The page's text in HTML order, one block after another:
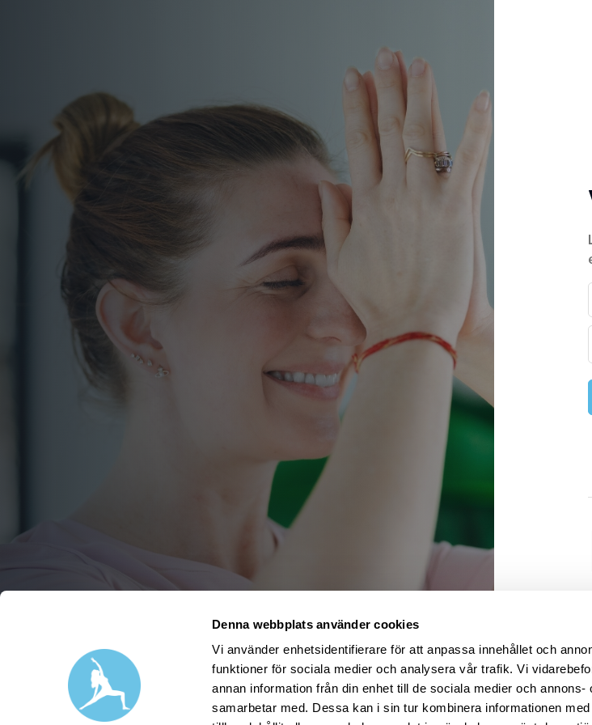
Denna webbplats använder cookies
Vi använder enhetsidentifierare för att anpassa innehållet och
funktioner för sociala medier och analysera vår trafik. Vi
annan information från din enhet till de sociala medier och
samarbetar med. Dessa kan i sin tur kombinera informationen